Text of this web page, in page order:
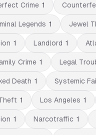
Crime 1
Legends 1 Jewel
1 Landlord 1
Crime 1 Legal
Death 1 Systemic
1 Los Angeles 1
1 Narcotraffic 1